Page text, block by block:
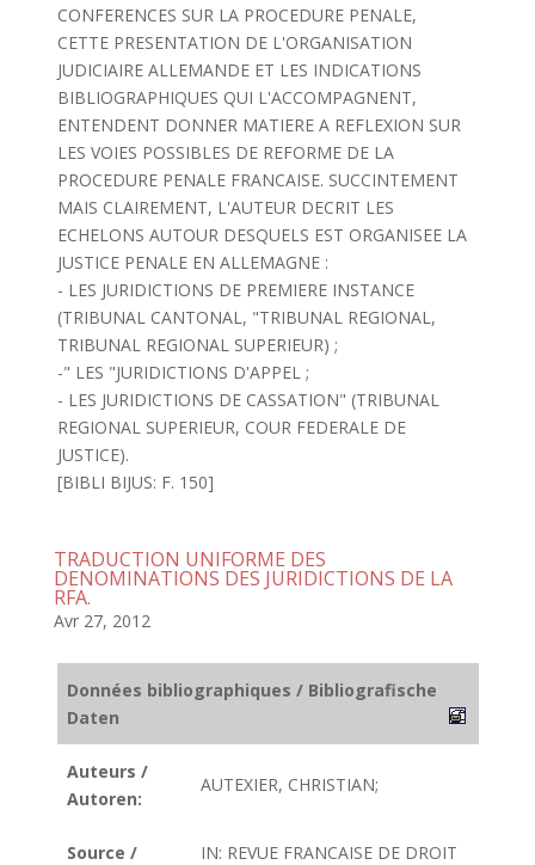
CONFERENCES SUR LA PROCEDURE PENALE,
CETTE PRESENTATION DE L'ORGANISATION
JUDICIAIRE ALLEMANDE ET LES INDICATIONS
BIBLIOGRAPHIQUES QUI L'ACCOMPAGNENT,
ENTENDENT DONNER MATIERE A REFLEXION SUR
LES VOIES POSSIBLES DE REFORME DE LA
PROCEDURE PENALE FRANCAISE. SUCCINTEMENT
MAIS CLAIREMENT, L'AUTEUR DECRIT LES
ECHELONS AUTOUR DESQUELS EST ORGANISEE LA
JUSTICE PENALE EN ALLEMAGNE :
- LES JURIDICTIONS DE PREMIERE INSTANCE
(TRIBUNAL CANTONAL, "TRIBUNAL REGIONAL,
TRIBUNAL REGIONAL SUPERIEUR) ;
-" LES "JURIDICTIONS D'APPEL ;
- LES JURIDICTIONS DE CASSATION" (TRIBUNAL
REGIONAL SUPERIEUR, COUR FEDERALE DE
JUSTICE).
[BIBLI BIJUS: F. 150]
TRADUCTION UNIFORME DES
DENOMINATIONS DES JURIDICTIONS DE LA
RFA.
Avr 27, 2012
Données bibliographiques / Bibliografische
Daten
Auteurs /
Autoren:
AUTEXIER, CHRISTIAN;
Source /
IN: REVUE FRANCAISE DE DROIT